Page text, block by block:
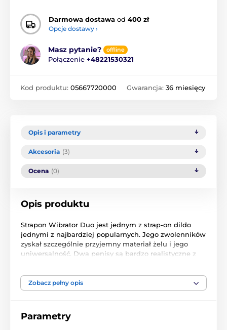
Darmowa dostawa od 400 zł
Opcje dostawy ›
Masz pytanie? offline
Połączenie +48221530321
Kod produktu: 05667720000 Gwarancja: 36 miesięcy
Opis i parametry
Akcesoria (3)
Ocena (0)
Opis produktu
Strapon Wibrator Duo jest jednym z strap-on dildo
jednymi z najbardziej popularnych. Jego zwolenników
zyskał szczególnie przyjemny materiał żelu i jego
uniwersalność. Dwa penisy są bardzo realistyczne z
pomocą pilota zdalnego sterowania i może być
ustawiony osobno dla każdego wibratora.
Zobacz pełny opis
Parametry